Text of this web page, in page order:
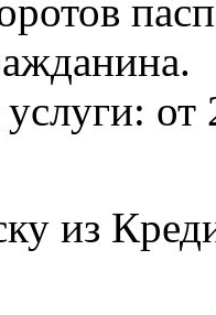
от
из